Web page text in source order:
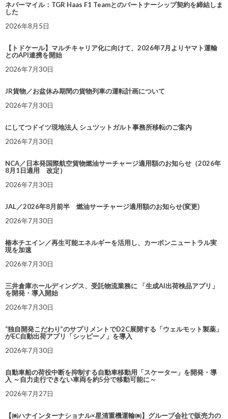
ネバーマイル：TGR Haas F1 Teamとのパートナーシップ契約を締結しま
した
2026年8月5日
【トドケール】マルチキャリア化に向けて、2026年7月よりヤマト運輸
とのAPI連携を開始
2026年7月30日
JR貨物／お盆休み期間の貨物列車の運転計画について
2026年7月30日
にしてつドイツ現地法人 シュツットガルト事務所移転のご案内
2026年7月30日
NCA／日本発国際航空貨物燃油サーチャージ適用額のお知らせ（2026年
8月1日適用 改定）
2026年7月30日
JAL／2026年8月前半 燃油サーチャージ適用額のお知らせ(変更)
2026年7月30日
椿本チエイン／再生可能エネルギーを活用し、カーボンニュートラル実
現を加速
2026年7月30日
三井倉庫ホールディングス、受託物流業務に 「生成AI出荷検品アプリ」
を開発・導入開始
2026年7月30日
“独自開発こだわり”のサプリメントでD2C展開する「ウェルモット製薬」
がEC自動出荷アプリ「シッピーノ」を導入
2026年7月30日
自動車船の荷役中断を抑制する自動車移動用「スケーター」を開発・導
入 ～自力走行できない車両を約5分で移動可能に～
2026年7月27日
【㈱ハナインターナショナル×星清重機運輸㈱】グループ会社で販売力の